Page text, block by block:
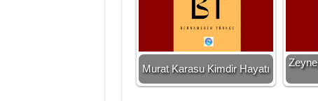
Murat Karasu Kimdir Hayatı